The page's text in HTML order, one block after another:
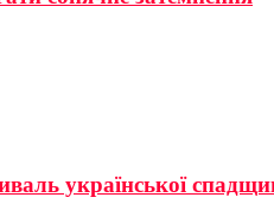
української